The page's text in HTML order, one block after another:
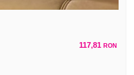
117,81 RON